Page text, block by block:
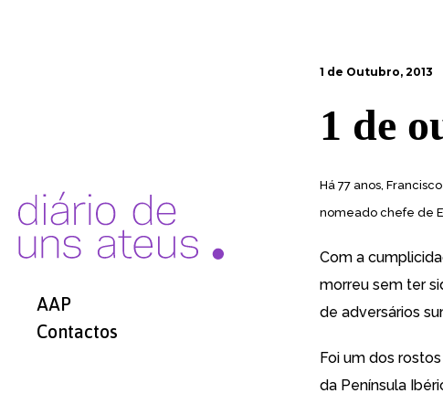
AAP
Contactos
1 de Outubro, 2013
1 de
Há 77 anos,
nomeado chefe de
Com a
morreu sem ter
de adversários
Foi um dos
da Península